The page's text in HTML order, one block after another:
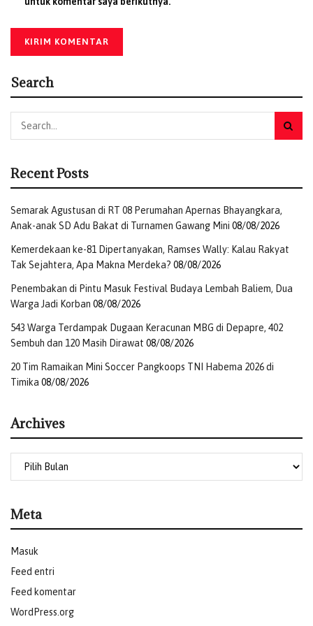
”Kami terus berkomitmen untuk memberikan pelayanan
terbaik kepada setiap Peserta JKN. Koordinasi yang apik
yang terbaik terhadap pelayanan masyarakat, salah
satunya apa yang dialami oleh Mesak,” ujar Herrnawan.
Selain itu, Hernawan juga menegaskan pentingnya SRK
terjadinya penyakit kronis. Ia menjelaskan manfaat SRK
yang dapat mengetahui potensi risiko terhadap 13 jenis
penyakit yang mempengaruhi kualitas hidup seseorang.
”Terdapat 13 penyakit yang dapat diketahui melalui SRK,
yakni Diabetes Mellitus, Hipertensi, Stroke, Ischemic
Heart Disease, Thalasemia, Kanker Payudara, Kanker
Serviks, Kanker Usus, Kanker Paru, Tuberkulosis, Penyakit
Paru Obstruktif Kronis (PPOK), Hepatitis B dan C, serta
Anemia,” sebut Hernawan.
diakses secara online dengan menjawab beberapa
pertanyaan-pertanyaan seputar pola hidup dan riwayat
melalui website BPJS Kesehatan di link
Aplikasi Mobile JKN pada menu Skrining Riwayat
Kesehatan.
Terakhir, Hernawan mengajak kepada seluruh masyarakat
untuk ikut serta mendukung penyelenggaraan program
JKN, khususnya di wilayah cabang Jayapura. Menurutnya,
selain sebagai penerima manfaat peserta JKN, masyarakat
Search
Recent Posts
Semarak Agustusan di RT 08 Perumahan Apernas Bhayangkara,
Anak-anak SD Adu Bakat di Turnamen Gawang Mini 08/08/2026
Kemerdekaan ke-81 Dipertanyakan, Ramses Wally: Kalau Rakyat
Tak Sejahtera, Apa Makna Merdeka? 08/08/2026
Penembakan di Pintu Masuk Festival Budaya Lembah Baliem, Dua
Warga Jadi Korban 08/08/2026
543 Warga Terdampak Dugaan Keracunan MBG di Depapre, 402
Sembuh dan 120 Masih Dirawat 08/08/2026
20 Tim Ramaikan Mini Soccer Pangkoops TNI Habema 2026 di
Timika 08/08/2026
Archives
Meta
Masuk
Feed entri
Feed komentar
WordPress.org